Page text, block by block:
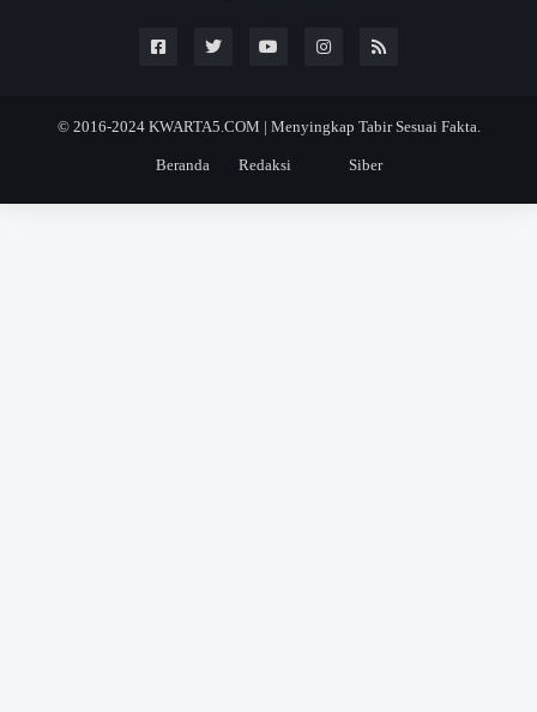
© 2016-2024 KWARTA5.COM | Menyingkap Tabir Sesuai Fakta.
Beranda Redaksi Siber